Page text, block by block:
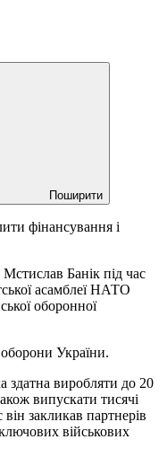
Поширити
фінансування і
Банік під час
асамблеї НАТО
оборонної
оборони України.
здатна виробляти до 20
випускати тисячі
закликав партнерів
військових